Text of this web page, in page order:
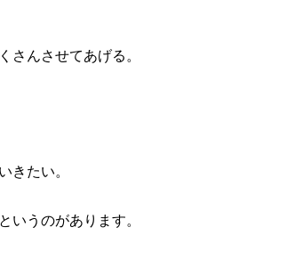
さんさせてあげる。
きたい。
いうのがあります。